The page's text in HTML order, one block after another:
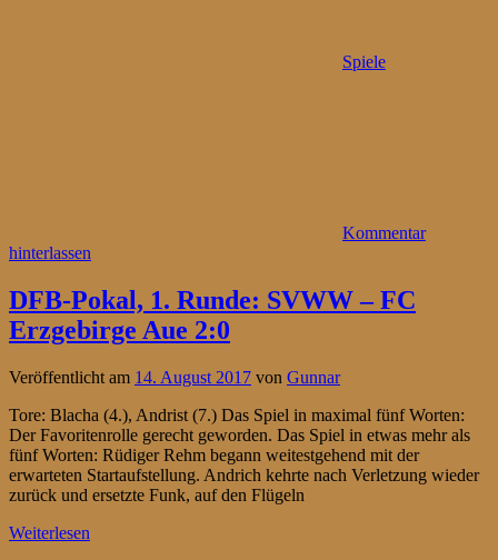
Spiele
Kommentar
hinterlassen
DFB-Pokal, 1. Runde: SVWW – FC
Erzgebirge Aue 2:0
Veröffentlicht am 14. August 2017 von Gunnar
Tore: Blacha (4.), Andrist (7.) Das Spiel in maximal fünf Worten:
Der Favoritenrolle gerecht geworden. Das Spiel in etwas mehr als
fünf Worten: Rüdiger Rehm begann weitestgehend mit der
erwarteten Startaufstellung. Andrich kehrte nach Verletzung wieder
zurück und ersetzte Funk, auf den Flügeln
Weiterlesen